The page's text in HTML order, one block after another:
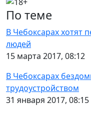
По теме
В Чебоксарах хотят
людей
15 марта 2017, 08:12
В Чебоксарах
трудоустройством
31 января 2017, 08:15